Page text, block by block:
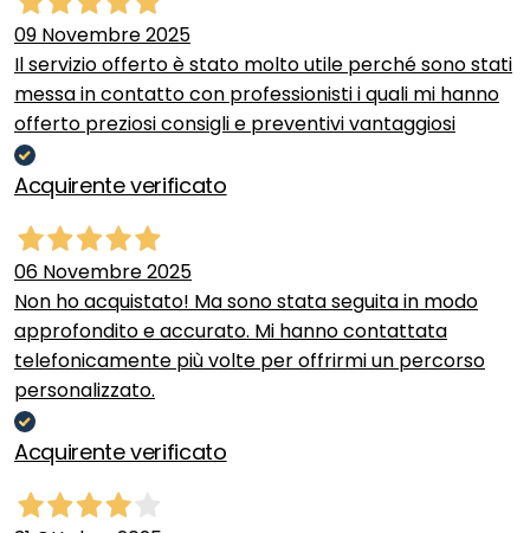
09 Novembre 2025
Il servizio offerto è stato molto utile perché sono stati
messa in contatto con professionisti i quali mi hanno
offerto preziosi consigli e preventivi vantaggiosi
Acquirente verificato
06 Novembre 2025
Non ho acquistato! Ma sono stata seguita in modo
approfondito e accurato. Mi hanno contattata
telefonicamente più volte per offrirmi un percorso
personalizzato.
Acquirente verificato